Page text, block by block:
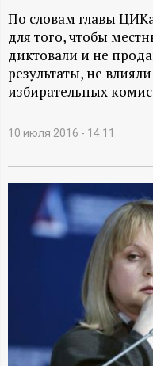
А
Н
-
и
н
а
По словам главы
для того, чтобы
диктовали и не
результаты, не
избирательных
10 июля 2016 - 14:11